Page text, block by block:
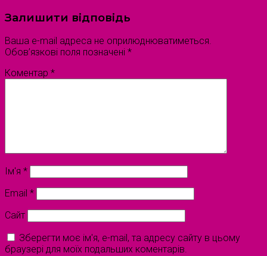
Залишити відповідь
Ваша e-mail адреса не оприлюднюватиметься.
Обов’язкові поля позначені *
Коментар *
Ім'я *
Email *
Сайт
Зберегти моє ім'я, e-mail, та адресу сайту в цьому
браузері для моїх подальших коментарів.